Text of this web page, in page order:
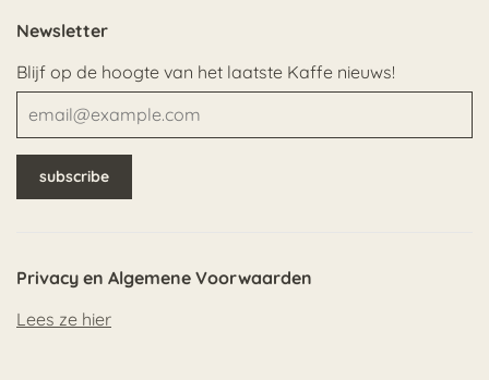
Newsletter
Blijf op de hoogte van het laatste Kaffe nieuws!
Privacy en Algemene Voorwaarden
Lees ze hier